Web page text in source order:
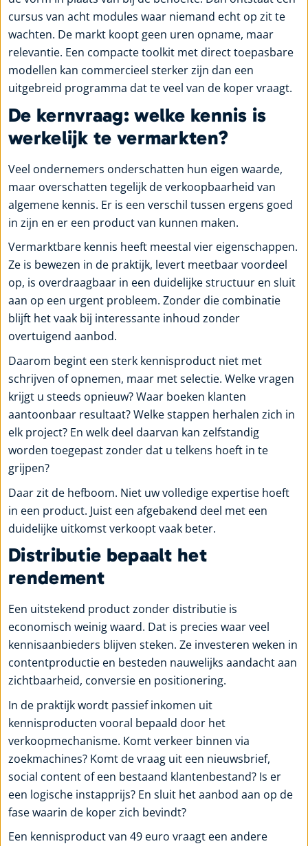
cursus van acht modules waar niemand echt op zit te
wachten. De markt koopt geen uren opname, maar
relevantie. Een compacte toolkit met direct toepasbare
modellen kan commercieel sterker zijn dan een
uitgebreid programma dat te veel van de koper vraagt.
De kernvraag: welke kennis is
werkelijk te vermarkten?
Veel ondernemers onderschatten hun eigen waarde,
maar overschatten tegelijk de verkoopbaarheid van
algemene kennis. Er is een verschil tussen ergens goed
in zijn en er een product van kunnen maken.
Vermarktbare kennis heeft meestal vier eigenschappen.
Ze is bewezen in de praktijk, levert meetbaar voordeel
op, is overdraagbaar in een duidelijke structuur en sluit
aan op een urgent probleem. Zonder die combinatie
blijft het vaak bij interessante inhoud zonder
overtuigend aanbod.
Daarom begint een sterk kennisproduct niet met
schrijven of opnemen, maar met selectie. Welke vragen
krijgt u steeds opnieuw? Waar boeken klanten
aantoonbaar resultaat? Welke stappen herhalen zich in
elk project? En welk deel daarvan kan zelfstandig
worden toegepast zonder dat u telkens hoeft in te
grijpen?
Daar zit de hefboom. Niet uw volledige expertise hoeft
in een product. Juist een afgebakend deel met een
duidelijke uitkomst verkoopt vaak beter.
Distributie bepaalt het
rendement
Een uitstekend product zonder distributie is
economisch weinig waard. Dat is precies waar veel
kennisaanbieders blijven steken. Ze investeren weken in
contentproductie en besteden nauwelijks aandacht aan
zichtbaarheid, conversie en positionering.
In de praktijk wordt passief inkomen uit
kennisproducten vooral bepaald door het
verkoopmechanisme. Komt verkeer binnen via
zoekmachines? Komt de vraag uit een nieuwsbrief,
social content of een bestaand klantenbestand? Is er
een logische instapprijs? En sluit het aanbod aan op de
fase waarin de koper zich bevindt?
Een kennisproduct van 49 euro vraagt een andere